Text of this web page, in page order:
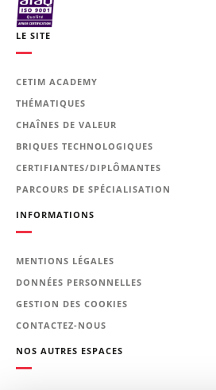
Aucun prérequis technique
Le programme de
formation
Introduction à la
propriétés radiatives
matériaux
loi de Planck, etc.) ;
description du
thermographie
LE SITE
CETIM ACADEMY
THÉMATIQUES
CHAÎNES DE VALEUR
BRIQUES TECHNOLOGIQUES
CERTIFIANTES/DIPLÔMANTES
PARCOURS DE SPÉCIALISATION
INFORMATIONS
MENTIONS LÉGALES
DONNÉES PERSONNELLES
GESTION DES COOKIES
CONTACTEZ-NOUS
NOS AUTRES ESPACES